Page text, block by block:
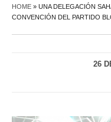
HOME » UNA DELEGACIÓN
CONVENCIÓN DEL PARTIDO
26